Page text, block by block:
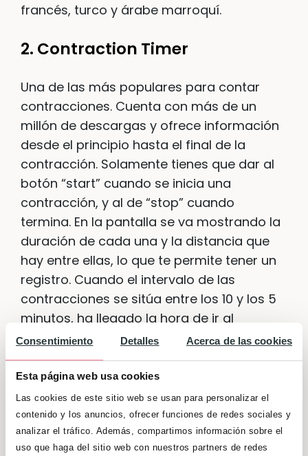
Consentimiento Detalles Acerca de las cookies
Esta página web usa cookies
Las cookies de este sitio web se usan para personalizar el
contenido y los anuncios, ofrecer funciones de redes sociales y
analizar el tráfico. Además, compartimos información sobre el
uso que haga del sitio web con nuestros partners de redes
francés, turco y árabe marroquí.
2. Contraction Timer
Una de las más populares para contar
contracciones. Cuenta con más de un
millón de descargas y ofrece información
desde el principio hasta el final de la
contracción. Solamente tienes que dar al
botón “start” cuando se inicia una
contracción, y al de “stop” cuando
termina. En la pantalla se va mostrando la
duración de cada una y la distancia que
hay entre ellas, lo que te permite tener un
registro. Cuando el intervalo de las
contracciones se sitúa entre los 10 y los 5
minutos, ha llegado la hora de ir al
hospital. Muy útil, ¿verdad? Disponible
paraAndroid
3. Señales de parto: contador de
contracciones